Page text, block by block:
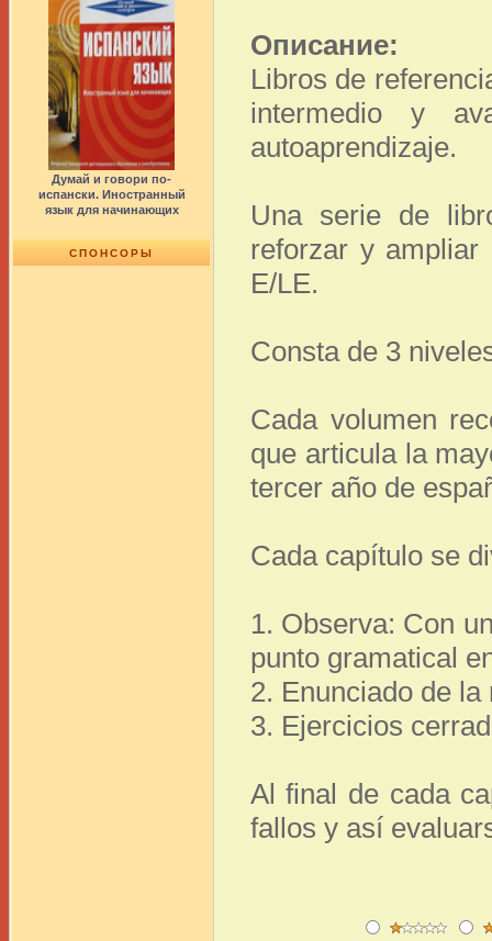
Думай и говори по-
испански. Иностранный
язык для начинающих
СПОНСОРЫ
Описание:
Libros de
intermedio y
autoaprendizaje.
Una serie de
reforzar y ampliar
E/LE.
Consta de 3
Cada volumen
que articula la
tercer año de
Cada capítulo se
1. Observa: Con
punto gramatical
2. Enunciado de
3. Ejercicios
Al final de cada
fallos y así